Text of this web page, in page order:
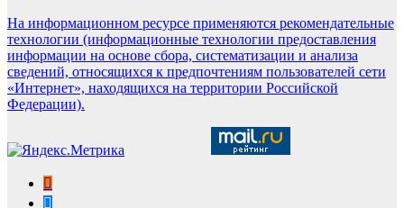
На информационном ресурсе применяются рекомендательные
технологии (информационные технологии предоставления
информации на основе сбора, систематизации и анализа
сведений, относящихся к предпочтениям пользователей сети
«Интернет», находящихся на территории Российской
Федерации).